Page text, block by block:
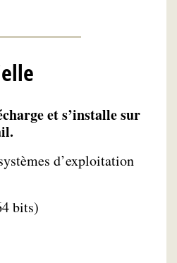
et s’installe sur
d’exploitation
bits)